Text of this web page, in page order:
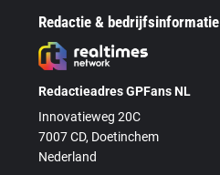
Redactie & bedrijfsinformatie
Redactieadres GPFans NL
Innovatieweg 20C
7007 CD, Doetinchem
Nederland